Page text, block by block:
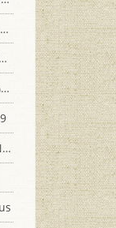
《THE FAMILY HANDYMAN‘S ANSWER BOOK NO.1》
1981 THE
《TOM SAWYER DETECTIVE AND OTHER STORIES》
1924
《LADIES OF THE LEISURE CLASS THE BOURGEOISES OF NORTHERN FRANCE IN THE NINETEENTH CENTURY》